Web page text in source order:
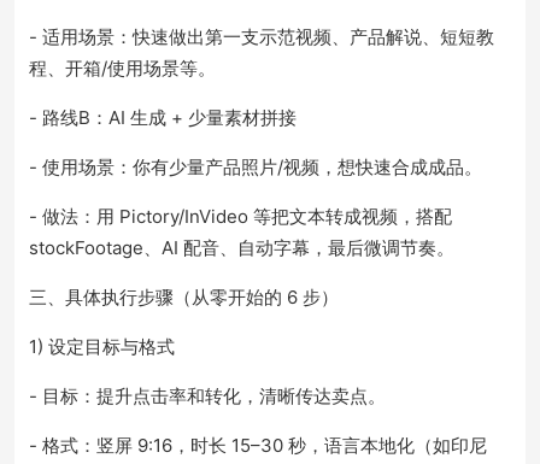
- 适用场景：快速做出第一支示范视频、产品解说、短短教
程、开箱/使用场景等。
- 路线B：AI 生成 + 少量素材拼接
- 使用场景：你有少量产品照片/视频，想快速合成成品。
- 做法：用 Pictory/InVideo 等把文本转成视频，搭配
stockFootage、AI 配音、自动字幕，最后微调节奏。
三、具体执行步骤（从零开始的 6 步）
1) 设定目标与格式
- 目标：提升点击率和转化，清晰传达卖点。
- 格式：竖屏 9:16，时长 15–30 秒，语言本地化（如印尼